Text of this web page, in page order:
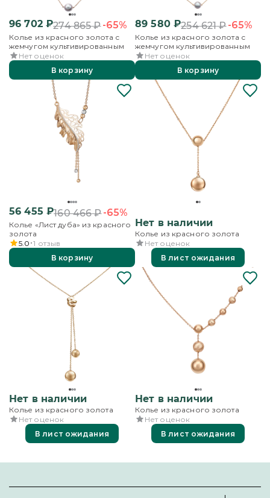
96 702₽274 865₽-65%
Колье из красного золота с
жемчугом культивированным
Нет оценок
В корзину
89 580₽254 621₽-65%
Колье из красного золота с
жемчугом культивированным
Нет оценок
В корзину
56 455 ₽160 466₽-65%
Колье «Лист дуба» из красного
золота
5.0 1 отзыв
В корзину
Нет в наличии
Колье из красного золота
Нет оценок
В лист ожидания
Нет в наличии
Колье из красного золота
Нет оценок
В лист ожидания
Нет в наличии
Колье из красного золота
Нет оценок
В лист ожидания